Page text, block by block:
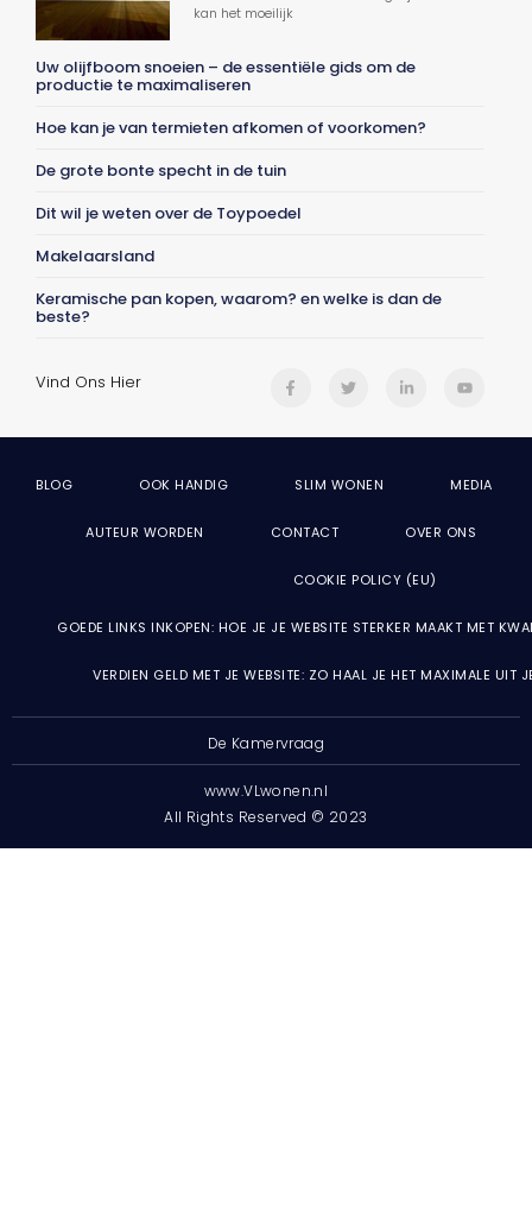
kan het moeilijk
Uw olijfboom snoeien – de essentiële gids om de
productie te maximaliseren
Hoe kan je van termieten afkomen of voorkomen?
De grote bonte specht in de tuin
Dit wil je weten over de Toypoedel
Makelaarsland
Keramische pan kopen, waarom? en welke is dan de
beste?
Vind Ons Hier
BLOG OOK HANDIG SLIM WONEN MEDIA
AUTEUR WORDEN CONTACT OVER ONS
COOKIE POLICY (EU)
GOEDE LINKS INKOPEN: HOE JE JE WEBSITE STERKER MAAKT MET
VERDIEN GELD MET JE WEBSITE: ZO HAAL JE HET MAXIMALE UIT
De Kamervraag
www.VLwonen.nl
All Rights Reserved © 2023